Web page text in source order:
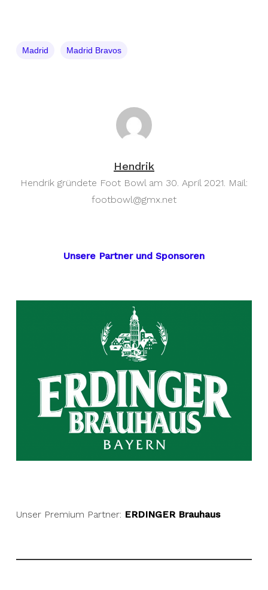
Madrid Madrid Bravos
Hendrik
Hendrik gründete Foot Bowl am 30. April 2021. Mail:
footbowl@gmx.net
Unsere Partner und Sponsoren
Unser Premium Partner: ERDINGER Brauhaus